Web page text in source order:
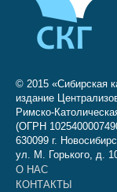
© 2015 «Сибирская
издание
Римско-
(ОГРН
630099 г.
ул. М. Горького, д.
О НАС
КОНТАКТЫ